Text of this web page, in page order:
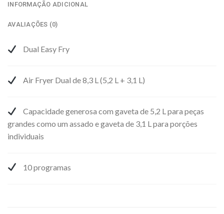
INFORMAÇÃO ADICIONAL
AVALIAÇÕES (0)
Dual Easy Fry
Air Fryer Dual de 8,3 L (5,2 L + 3,1 L)
Capacidade generosa com gaveta de 5,2 L para peças
grandes como um assado e gaveta de 3,1 L para porções
individuais
10 programas